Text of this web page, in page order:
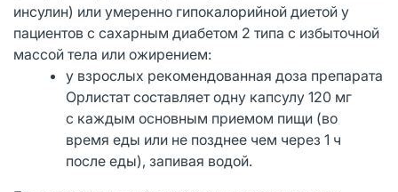
инсулин) или умеренно гипокалорийной диетой у
пациентов с сахарным диабетом 2 типа с избыточной
массой тела или ожирением:
у взрослых рекомендованная доза препарата
Орлистат составляет одну капсулу 120 мг
с каждым основным приемом пищи (во
время еды или не позднее чем через 1 ч
после еды), запивая водой.